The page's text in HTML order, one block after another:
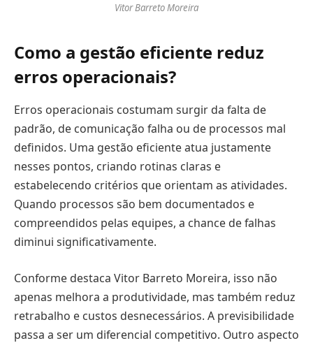
Vitor Barreto Moreira
Como a gestão eficiente reduz
erros operacionais?
Erros operacionais costumam surgir da falta de
padrão, de comunicação falha ou de processos mal
definidos. Uma gestão eficiente atua justamente
nesses pontos, criando rotinas claras e
estabelecendo critérios que orientam as atividades.
Quando processos são bem documentados e
compreendidos pelas equipes, a chance de falhas
diminui significativamente.
Conforme destaca Vitor Barreto Moreira, isso não
apenas melhora a produtividade, mas também reduz
retrabalho e custos desnecessários. A previsibilidade
passa a ser um diferencial competitivo. Outro aspecto